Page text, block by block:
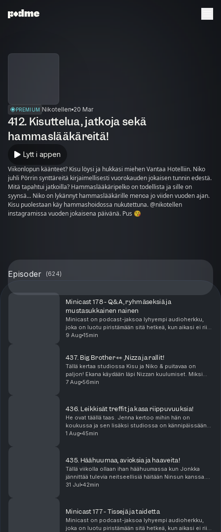
PREMIUM Nikotellen 20 Mar
412. Kisuttelua, jatkoja sekä
hammaslääkäreitä!
Lytt i appen
Viikonlopun käänteet? Kisu löysi ja hukkasi miehen Vantaa Hotelliin. Niko
juhli Pörrin synttäreitä kirjaimellisesti vuorokauden jokaisen tunnin edestä.
Mitä tapahtui jatkoilla? Hammaslääkäripelko on todellista ja sille on
syynsä... Niko on lykännyt hammaslääkärille menoa jo viiden vuoden ajan.
Kisu puolestaan käy hammashoidossa nukutettuna. @nikotellen
instagramissa vuoden jokaisena päivänä. Pus 😘
Episoder (624)
Minicast 178 - Q&A, ryhmäseksiä ja
mustasukkainen nainen
Minicast on podcast-jaksoa lyhyempi audioherkku,
joka on luotu piristämään sitä hetkeä, kun aikasi ei riitä
pitkään, yhtäjaksoiseen keskittymiseen. Minicastit
9 Aug 15min
437. Big Brother 👀 ,Nizza ja rallit!
Tällä kertaa studiossa Kisu ja Niko & puitavaa on
paljon! Ekana käydään läpi Nizzan kuulumiset. Miksi
kukaan ei lähesty meitä edes Ranskassa? Missä
7 Aug 56min
436. Leikkisät treffit ja kasa riippuvuuksia!
He ovat täällä taas. Jenna kertoo mihin hän on
koukussa ja sen lisäksi studiossa on kännipäissään
lyöty 500€ veto. Mutta mistä? Niko suuntasi tutun
1 Aug 45min
435. Häähuumaa, avioksia ja haaveita!
Tällä viikolla ollaan ihan häähuumassa kun Jonkka
jännittää tulevia neitseellisiä häitään Ninsun kanssa.
Miten häät onkaan paisuneet sellaiseksi että näistä
31 Jul 42min
Minicast 177 - Tissejä ja taidetta
Minicast on podcast-jaksoa lyhyempi audioherkku,
joka on luotu piristämään sitä hetkeä, kun aikasi ei riitä